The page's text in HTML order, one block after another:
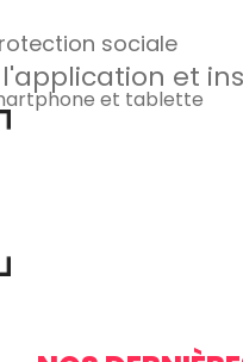
sociale
et
et tablette